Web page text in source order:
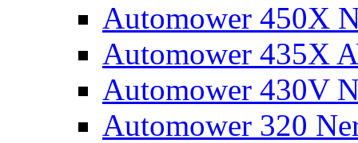
Automower 450X
Automower 435X
Automower 430V
Automower 320